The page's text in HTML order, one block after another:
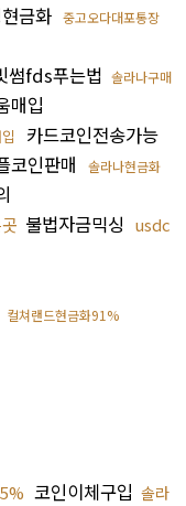
금화 중고오다대포통장
썸fds푸는법 솔라나구매
매입
카드코인전송가능
코인판매 솔라나현금화
불법자금믹싱 usdc
컬쳐랜드현금화91%
코인이체구입 솔라